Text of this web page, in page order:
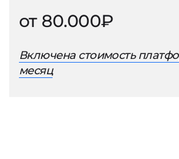
от 80.000₽
Включена стоимость
месяц